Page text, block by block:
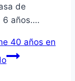
de
6 años….
40 años en